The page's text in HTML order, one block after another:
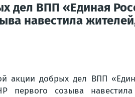
дел ВПП «Единая
навестила
акции добрых дел ВПП
первого созыва